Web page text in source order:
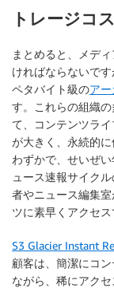
トレージコ
まとめると、メデ
ければならないで
ペタバイト級のア
す。これらの組織
て、コンテンツラ
が大きく、永続的
わずかで、せいぜ
ュース速報サイク
者やニュース編集
ツに素早くアクセス
S3 Glacier Instant
顧客は、簡潔にコ
ながら、稀にアク